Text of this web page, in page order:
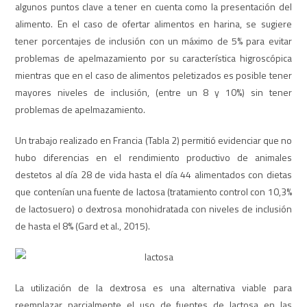
algunos puntos clave a tener en cuenta como la presentación del
alimento. En el caso de ofertar alimentos en harina, se sugiere
tener porcentajes de inclusión con un máximo de 5% para evitar
problemas de apelmazamiento por su característica higroscópica
mientras que en el caso de alimentos peletizados es posible tener
mayores niveles de inclusión, (entre un 8 y 10%) sin tener
problemas de apelmazamiento.
Un trabajo realizado en Francia (Tabla 2) permitió evidenciar que no
hubo diferencias en el rendimiento productivo de animales
destetos al día 28 de vida hasta el día 44 alimentados con dietas
que contenían una fuente de lactosa (tratamiento control con 10,3%
de lactosuero) o dextrosa monohidratada con niveles de inclusión
de hasta el 8% (Gard et al., 2015).
La utilización de la dextrosa es una alternativa viable para